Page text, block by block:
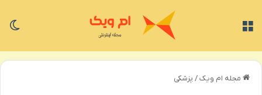
مجله ام ویک/ پزشکی